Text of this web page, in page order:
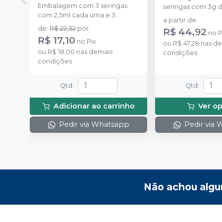
Embalagem com 3 seringas
com 2,5ml cada uma e 3
ponteiras para aplicação.
de: R$ 22,32 por:
R$ 17,10 no Pix
ou R$ 18,00 nas demais
condições
Qtd :
Adicionar ao carrinho
Pedir via Whatsapp
seringas com 3g
a partir de:
R$ 44,92 no
ou R$ 47,28 nas
condições
Qtd :
Ver
Pedir via
Não achou